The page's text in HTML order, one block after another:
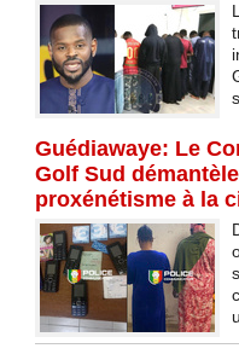
Guédiawaye: Le
Golf Sud
proxénétisme à la